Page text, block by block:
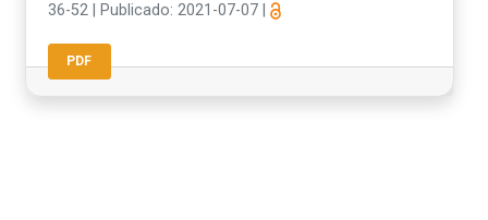
36-52 Publicado: 2021-07-07
PDF